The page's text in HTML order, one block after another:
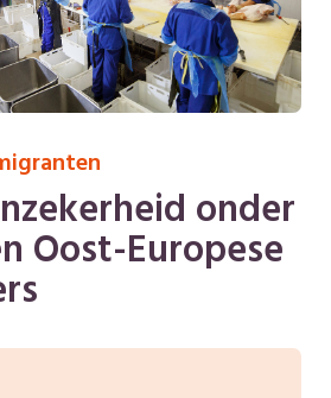
onder
Oost-Europese